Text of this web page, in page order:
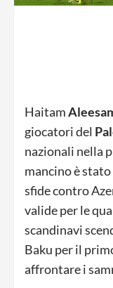
Haitam
giocatori del
nazionali nella
mancino è
sfide contro
valide per le
scandinavi
Baku per il
affrontare i